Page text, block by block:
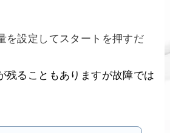
を設定してスタートを押すだ
残ることもありますが故障では